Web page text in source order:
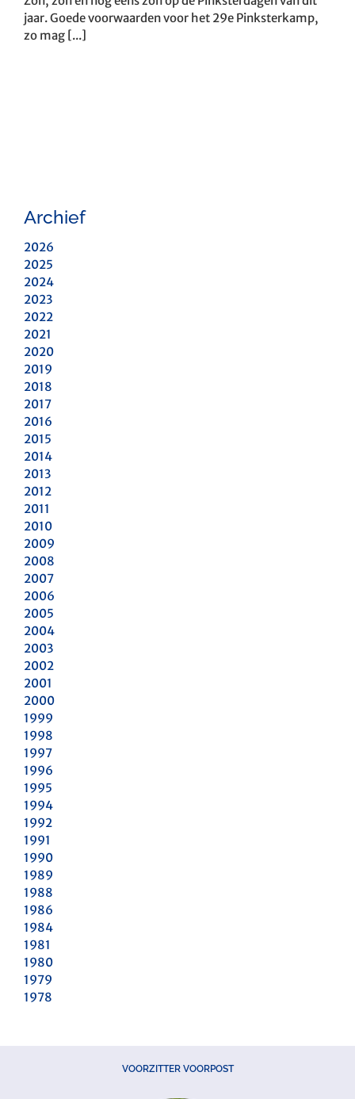
jaar. Goede voorwaarden voor het 29e Pinksterkamp,
zo mag [...]
Archief
2026
2025
2024
2023
2022
2021
2020
2019
2018
2017
2016
2015
2014
2013
2012
2011
2010
2009
2008
2007
2006
2005
2004
2003
2002
2001
2000
1999
1998
1997
1996
1995
1994
1992
1991
1990
1989
1988
1986
1984
1981
1980
1979
1978
VOORZITTER VOORPOST